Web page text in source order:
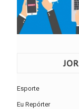
Esporte
Eu Repórter